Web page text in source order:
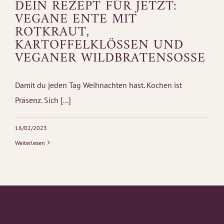
DEIN REZEPT FÜR JETZT:
VEGANE ENTE MIT
ROTKRAUT,
KARTOFFELKLÖSSEN UND V
EGANER WILDBRATENSOSSE
Damit du jeden Tag Weihnachten hast. Kochen ist
Präsenz. Sich [...]
16/02/2023
Weiterlesen